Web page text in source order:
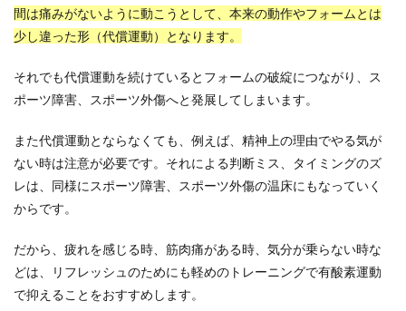
間は痛みがないように動こうとして、本来の動作やフォームとは
少し違った形（代償運動）となります。
それでも代償運動を続けているとフォームの破綻につながり、ス
ポーツ障害、スポーツ外傷へと発展してしまいます。
また代償運動とならなくても、例えば、精神上の理由でやる気が
ない時は注意が必要です。それによる判断ミス、タイミングのズ
レは、同様にスポーツ障害、スポーツ外傷の温床にもなっていく
からです。
だから、疲れを感じる時、筋肉痛がある時、気分が乗らない時な
どは、リフレッシュのためにも軽めのトレーニングで有酸素運動
で抑えることをおすすめします。